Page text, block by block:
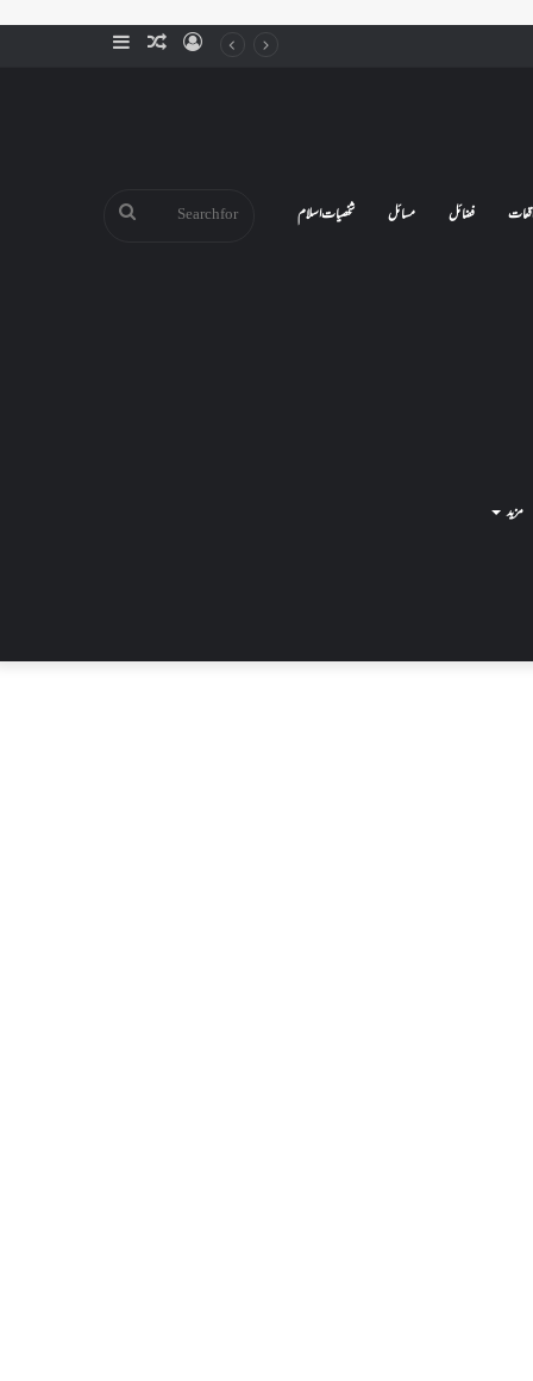
SidebarRandomLog
فضائل مسائل شخصیات اسلام
مزید
Search